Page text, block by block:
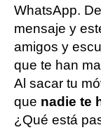
WhatsApp.
mensaje y
amigos y
que te han
Al sacar tu
que nadie te
¿Qué está